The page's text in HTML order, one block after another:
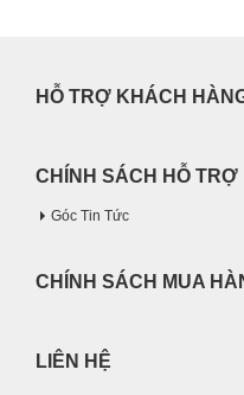
HỖ TRỢ KHÁCH
CHÍNH SÁCH HỖ TRỢ
Góc Tin Tức
CHÍNH SÁCH MUA
LIÊN HỆ